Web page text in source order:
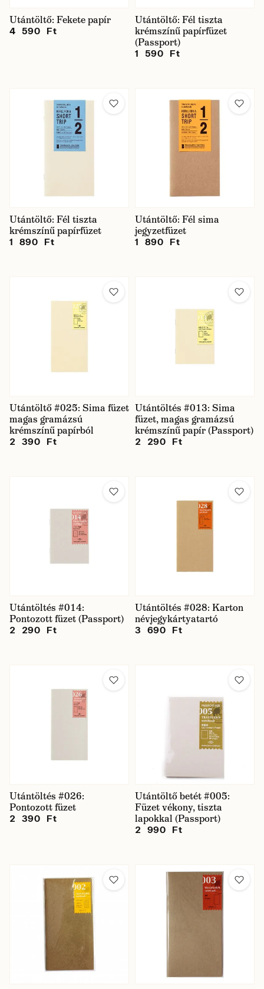
Utántöltő: Fekete papír
4 590 Ft
Utántöltő: Fél tiszta
krémszínű papírfüzet
(Passport)
1 590 Ft
Utántöltő: Fél tiszta
krémszínű papírfüzet
1 890 Ft
Utántöltő: Fél sima
jegyzetfüzet
1 890 Ft
Utántöltő #025: Sima füzet
magas gramázsú
krémszínű papírból
2 390 Ft
Utántöltés #013: Sima
füzet, magas gramázsú
krémszínű papír (Passport)
2 290 Ft
Utántöltés #014:
Pontozott füzet (Passport)
2 290 Ft
Utántöltés #028: Karton
névjegykártyatartó
3 690 Ft
Utántöltés #026:
Pontozott füzet
2 390 Ft
Utántöltő betét #005:
Füzet vékony, tiszta
lapokkal (Passport)
2 990 Ft